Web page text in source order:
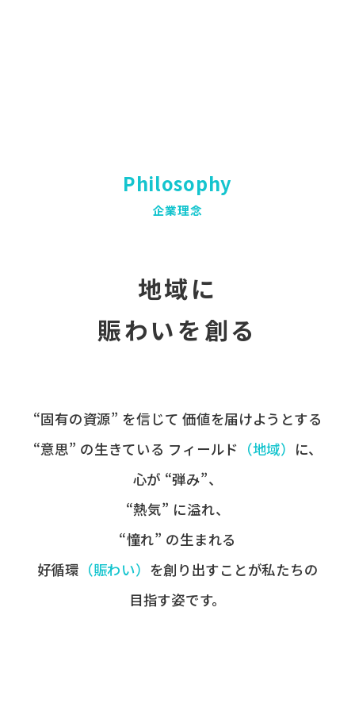
Philosophy
企業理念
地域に
賑わいを創る
“固有の​資源” を​信じて 価値を​届けようとする​
“意思” の​生きている フィールド ​（地域） に、
心が​ “弾み”、
“熱気” に​溢れ、
“憧れ” の​生まれる
好循環 ​（賑わい） を​創り出すことが​私たちの​
目指す姿です。​